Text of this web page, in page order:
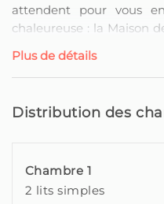
attendent pour vous
chaleureuse : la Maison
Grange II. Chacune de
une ode à l'élégance
manière raffinée avec
Plus de détails
Distribution des
Chambre 1
2 lits simples